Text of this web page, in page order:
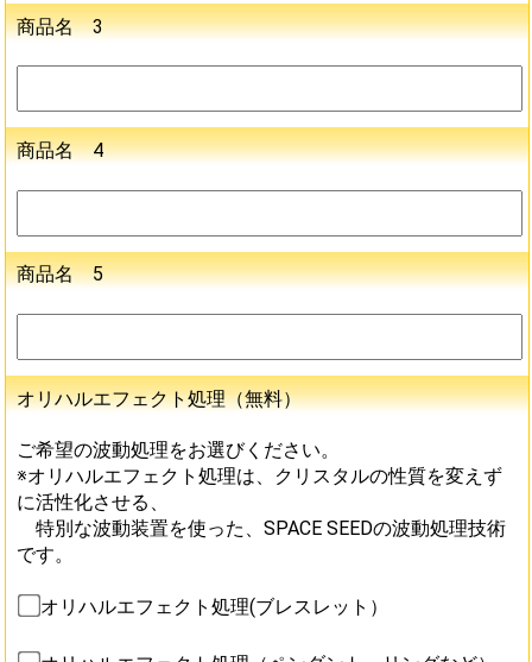
商品名 3
商品名 4
商品名 5
オリハルエフェクト処理（無料）
ご希望の波動処理をお選びください。
※オリハルエフェクト処理は、クリスタルの性質を変えず
に活性化させる、
特別な波動装置を使った、SPACE SEEDの波動処理技術
です。
オリハルエフェクト処理(ブレスレット）